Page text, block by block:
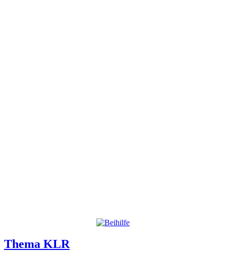
Thema KLR